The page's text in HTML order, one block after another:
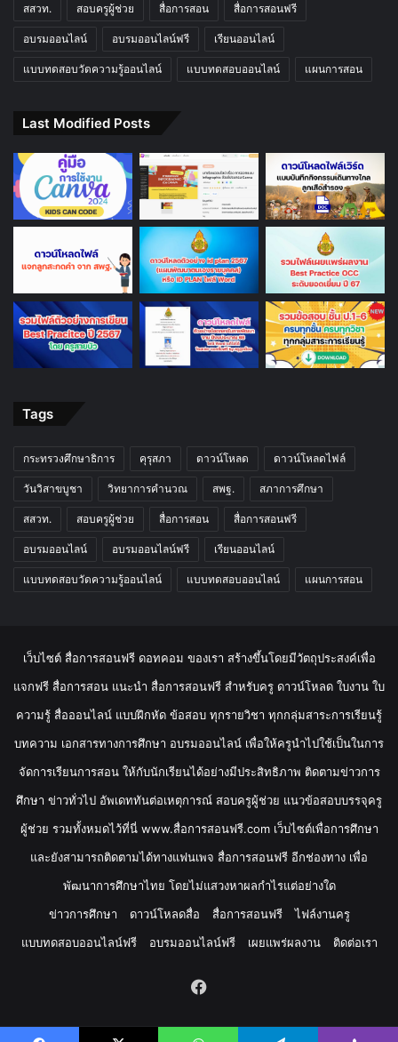
สสวท. สอบครูผู้ช่วย สื่อการสอน สื่อการสอนฟรี
อบรมออนไลน์ อบรมออนไลน์ฟรี เรียนออนไลน์
แบบทดสอบวัดความรู้ออนไลน์ แบบทดสอบออนไลน์ แผนการสอน
Last Modified Posts
Tags
กระทรวงศึกษาธิการ คุรุสภา ดาวน์โหลด ดาวน์โหลดไฟล์
วันวิสาขบูชา วิทยาการคำนวณ สพฐ. สภาการศึกษา
สสวท. สอบครูผู้ช่วย สื่อการสอน สื่อการสอนฟรี
อบรมออนไลน์ อบรมออนไลน์ฟรี เรียนออนไลน์
แบบทดสอบวัดความรู้ออนไลน์ แบบทดสอบออนไลน์ แผนการสอน
เว็บไซต์ สื่อการสอนฟรี ดอทคอม ของเรา สร้างขึ้นโดยมีวัตถุประสงค์เพื่อ
แจกฟรี สื่อการสอน แนะนำ สื่อการสอนฟรี สำหรับครู ดาวน์โหลด ใบงาน ใบ
ความรู้ สื่อออนไลน์ แบบฝึกหัด ข้อสอบ ทุกรายวิชา ทุกกลุ่มสาระการเรียนรู้
บทความ เอกสารทางการศึกษา อบรมออนไลน์ เพื่อให้ครูนำไปใช้เป็นในการ
จัดการเรียนการสอน ให้กับนักเรียนได้อย่างมีประสิทธิภาพ ติดตามข่าวการ
ศึกษา ข่าวทั่วไป อัพเดททันต่อเหตุการณ์ สอบครูผู้ช่วย แนวข้อสอบบรรจุครู
ผู้ช่วย รวมทั้งหมดไว้ที่นี่ www.สื่อการสอนฟรี.com เว็บไซต์เพื่อการศึกษา
และยังสามารถติดตามได้ทางแฟนเพจ สื่อการสอนฟรี อีกช่องทาง เพื่อ
พัฒนาการศึกษาไทย โดยไม่แสวงหาผลกำไรแต่อย่างใด
ข่าวการศึกษา
ดาวน์โหลดสื่อ สื่อการสอนฟรี
ไฟล์งานครู
แบบทดสอบออนไลน์ฟรี
อบรมออนไลน์ฟรี เผยแพร่ผลงาน ติดต่อเรา
Facebook